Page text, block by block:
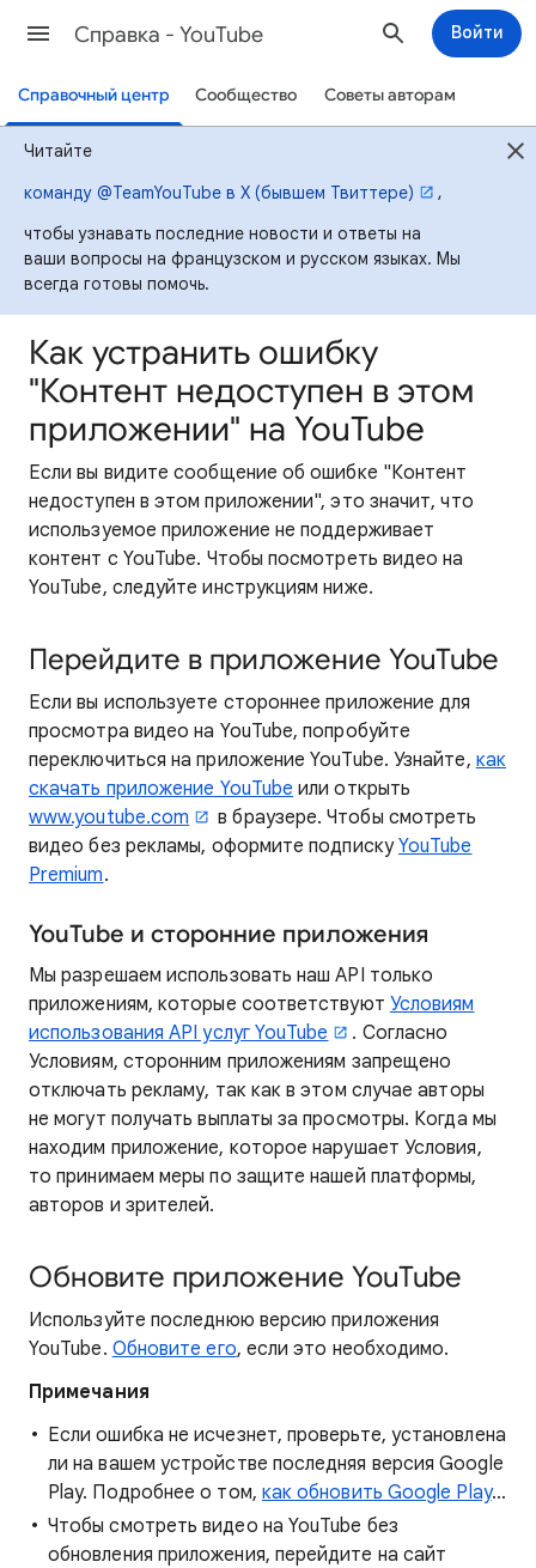
Cправка - YouTube Войти
Справочный центр Сообщество Советы авторам
Читайте
команду @TeamYouTube в X (бывшем Твиттере)
,
чтобы узнавать последние новости и ответы на
ваши вопросы на французском и русском языках. Мы
всегда готовы помочь.
Как устранить ошибку
"Контент недоступен в этом
приложении" на YouTube
Если вы видите сообщение об ошибке "Контент
недоступен в этом приложении", это значит, что
используемое приложение не поддерживает
контент с YouTube. Чтобы посмотреть видео на
YouTube, следуйте инструкциям ниже.
Перейдите в приложение YouTube
Если вы используете стороннее приложение для
просмотра видео на YouTube, попробуйте
переключиться на приложение YouTube. Узнайте, как
скачать приложение YouTube или открыть
www.youtube.com
в браузере. Чтобы смотреть
видео без рекламы, оформите подпискуYouTube
Premium.
YouTube и сторонние приложения
Мы разрешаем использовать наш API только
приложениям, которые соответствуют Условиям
использования API услуг YouTube
. Согласно
Условиям, сторонним приложениям запрещено
отключать рекламу, так как в этом случае авторы
не могут получать выплаты за просмотры. Когда мы
находим приложение, которое нарушает Условия,
то принимаем меры по защите нашей платформы,
авторов и зрителей.
Обновите приложение YouTube
Используйте последнюю версию приложения
YouTube. Обновите его, если это необходимо.
Примечания
Если ошибка не исчезнет, проверьте, установлена
ли на вашем устройстве последняя версия Google
Play. Подробнее о том, как обновить Google Play…
Чтобы смотреть видео на YouTube без
обновления приложения, перейдите на сайт